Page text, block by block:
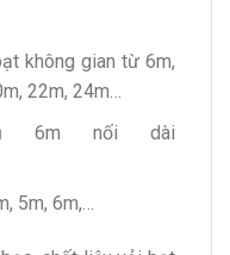
không gian từ 6m,
22m, 24m…
6m nối dài
5m, 6m,…